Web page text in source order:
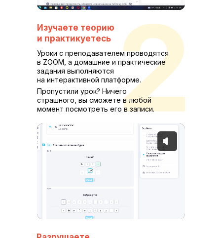
2
Изучаете теорию
и практикуетесь
Уроки с преподавателем проводятся
в ZOOM, а домашние и практические
задания выполняются
на интерактивной платформе.
Пропустили урок? Ничего
страшного, вы сможете в любой
момент посмотреть его в записи.